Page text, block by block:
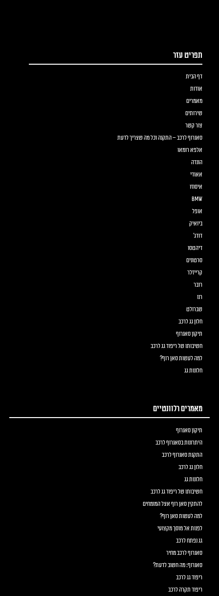
תפריט עזר
דף הבית
אודות
מאמרים
שירותים
צור קשר
סאנרוף לרכב – התקנה וכל מה שצריך לדעת
אלפא רומאו
הונדה
אאודי
איסוזו
BMW
אופל
ביואיק
דודג'
דיהטסו
סרטונים
קרייזלר
רובר
רנו
שברולט
חלון גג לרכב
תיקון סאנרוף
חשיבותו של ריפוד גג לרכב
למה לעשות סאן רוף?
חלונות גג
מאמרים רלוונטיים
תיקון סאנרוף
היתרונות בסאנרוף לרכב
התקנת סאנרוף לרכב
חלון גג לרכב
חלונות גג
חשיבותו של ריפוד גג לרכב
להתקין סאן רוף אצל המומחים
למה לעשות סאן רוף?
לפנות אל מוסך מקצועי
גג נפתח לרכב
סאנרוף לרכב מחיר
סאנרוף: מה חשוב לדעת?
ריפוד גג לרכב
ריפוד תקרה לרכב